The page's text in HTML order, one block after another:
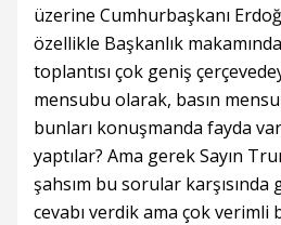
üzerine Cumhurbaşkanı
özellikle Başkanlık makamında
toplantısı çok geniş
mensubu olarak, basın
bunları konuşmanda fayda
yaptılar? Ama gerek Sayın
şahsım bu sorular
cevabı verdik ama çok verimli